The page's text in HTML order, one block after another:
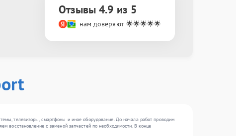
Отзывы 4.9 из 5
нам доверяют 🌟🌟🌟🌟🌟
телевизоры, смартфоны и иное оборудование. До начала работ проводим
восстановление с заменой запчастей по необходимости. В конце